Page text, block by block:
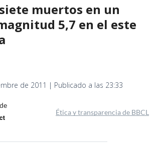
muertos en un
5,7 en el este
de 2011 | Publicado a las 23:33
Ética y transparencia de BBCL